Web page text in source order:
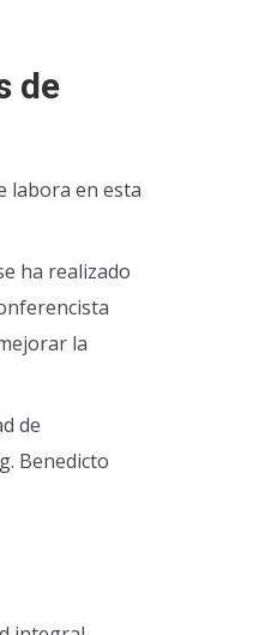
de
labora en esta
ha realizado
la
de
Benedicto